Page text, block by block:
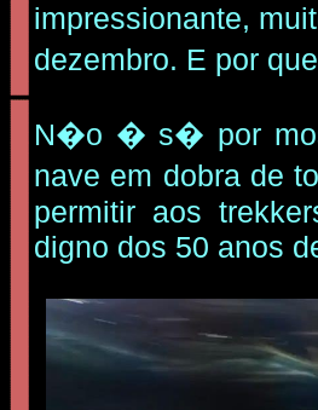
impressionante,
dezembro. E por
N�o � s� por
nave em dobra de
permitir aos
digno dos 50 anos